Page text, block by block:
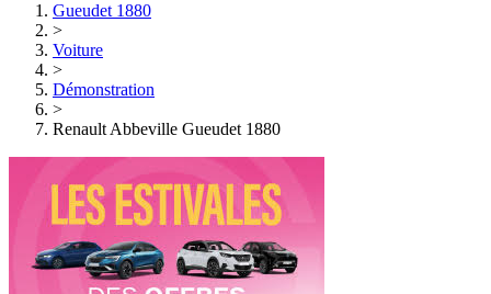
Gueudet 1880
>
Voiture
>
Démonstration
>
Renault Abbeville Gueudet 1880